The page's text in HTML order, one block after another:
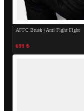
AFFC Brush | Anti Fight Fight
699 ₺